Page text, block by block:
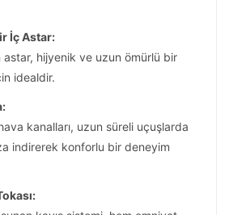
İç Astar:
astar, hijyenik ve uzun ömürlü bir
idealdir.
kanalları, uzun süreli uçuşlarda
indirerek konforlu bir deneyim